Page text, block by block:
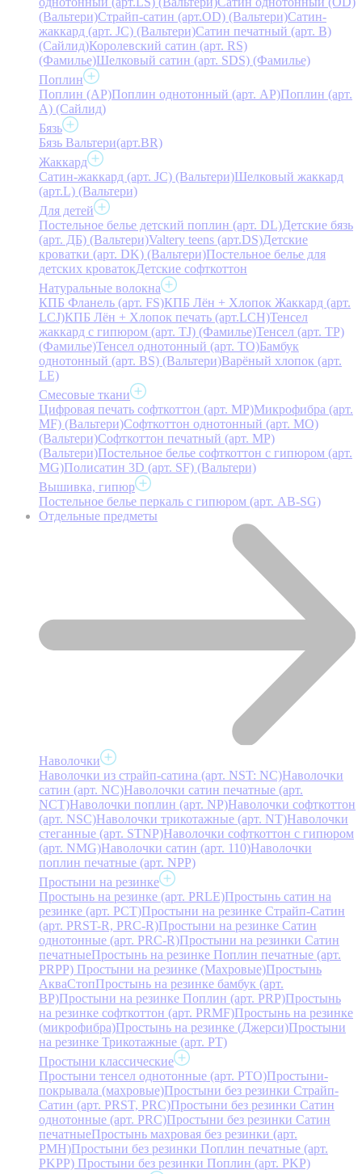
(Вальтери)Страйп-сатин (арт.OD) (Вальтери)Сатин-
жаккард (арт. JC) (Вальтери)Сатин печатный (арт. В)
(Сайлид)Королевский сатин (арт. RS)
(Фамилье)Шелковый сатин (арт. SDS) (Фамилье)
Поплин
Поплин (AP)Поплин однотонный (арт. AP)Поплин (арт.
А) (Сайлид)
Бязь
Бязь Вальтери(арт.BR)
Жаккард
Сатин-жаккард (арт. JC) (Вальтери)Шелковый жаккард
(арт.L) (Вальтери)
Для детей
Постельное белье детский поплин (арт. DL)Детские бязь
(арт. ДБ) (Вальтери)Valtery teens (арт.DS)Детские
кроватки (арт. DK) (Вальтери)Постельное белье для
детских кроватокДетские софткоттон
Натуральные волокна
КПБ Фланель (арт. FS)КПБ Лён + Хлопок Жаккард (арт.
LCJ)КПБ Лён + Хлопок печать (арт.LCH)Тенсел
жаккард с гипюром (арт. TJ) (Фамилье)Тенсел (арт. ТР)
(Фамилье)Тенсел однотонный (арт. TO)Бамбук
однотонный (арт. BS) (Вальтери)Варёный хлопок (арт.
LE)
Смесовые ткани
Цифровая печать софткоттон (арт. MP)Микрофибра (арт.
MF) (Вальтери)Софткоттон однотонный (арт. MO)
(Вальтери)Софткоттон печатный (арт. MР)
(Вальтери)Постельное белье софткоттон с гипюром (арт.
MG)Полисатин 3D (арт. SF) (Вальтери)
Вышивка, гипюр
Постельное белье перкаль с гипюром (арт. AB-SG)
Отдельные предметы
Наволочки
Наволочки из страйп-сатина (арт. NST: NC)Наволочки
сатин (арт. NC)Наволочки сатин печатные (арт.
NCT)Наволочки поплин (арт. NP)Наволочки софткоттон
(арт. NSC)Наволочки трикотажные (арт. NT)Наволочки
стеганные (арт. STNP)Наволочки софткоттон с гипюром
(арт. NMG)Наволочки сатин (арт. 110)Наволочки
поплин печатные (арт. NPP)
Простыни на резинке
Простынь на резинке (арт. PRLE)Простынь сатин на
резинке (арт. PCT)Простыни на резинке Страйп-Сатин
(арт. PRST-R, PRC-R)Простыни на резинке Сатин
однотонные (арт. PRC-R)Простыни на резинки Сатин
печатныеПростынь на резинке Поплин печатные (арт.
PRPP) Простыни на резинке (Махровые)Простынь
АкваСтопПростынь на резинке бамбук (арт.
BP)Простыни на резинке Поплин (арт. PRP)Простынь
на резинке софткоттон (арт. PRMF)Простынь на резинке
(микрофибра)Простынь на резинке (Джерси)Простыни
на резинке Трикотажные (арт. РТ)
Простыни классические
Простыни тенсел однотонные (арт. PTO)Простыни-
покрывала (махровые)Простыни без резинки Страйп-
Сатин (арт. PRST, PRC)Простыни без резинки Сатин
однотонные (арт. PRC)Простыни без резинки Сатин
печатныеПростынь махровая без резинки (арт.
PMH)Простыни без резинки Поплин печатные (арт.
PKPP) Простыни без резинки Поплин (арт. PKP)